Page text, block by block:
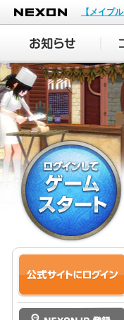
NEXON
【メイプ